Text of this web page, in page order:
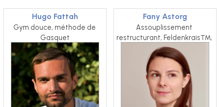
Hugo Fattah
Gym douce, méthode de
Gasquet
Fany Astorg
Assouplissement
restructurant, Feldenkrais™,
Hatha Yoga